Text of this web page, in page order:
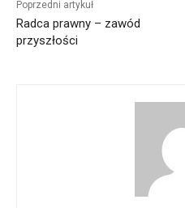
Poprzedni artykuł
Radca prawny – zawód
przyszłości